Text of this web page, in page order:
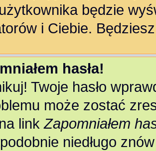
będzie
i Ciebie.
hasła!
Twoje hasło
może zostać
linkZapomniałem
niedługo